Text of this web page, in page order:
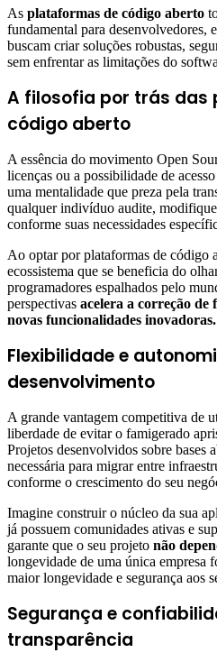
As plataformas de código aberto
fundamental para desenvolvedores,
buscam criar soluções robustas,
sem enfrentar as limitações do
A filosofia por trás das
código aberto
A essência do movimento Open
licenças ou a possibilidade de
uma mentalidade que preza pela
qualquer indivíduo audite,
conforme suas necessidades
Ao optar por plataformas de código
ecossistema que se beneficia do
programadores espalhados pelo
perspectivas acelera a correção de
novas funcionalidades inovadoras.
Flexibilidade e
desenvolvimento
A grande vantagem competitiva de
liberdade de evitar o famigerado
Projetos desenvolvidos sobre bases
necessária para migrar entre
conforme o crescimento do seu
Imagine construir o núcleo da sua
já possuem comunidades ativas e
garante que o seu projeto não
longevidade de uma única empresa
maior longevidade e segurança aos
Segurança e
transparência